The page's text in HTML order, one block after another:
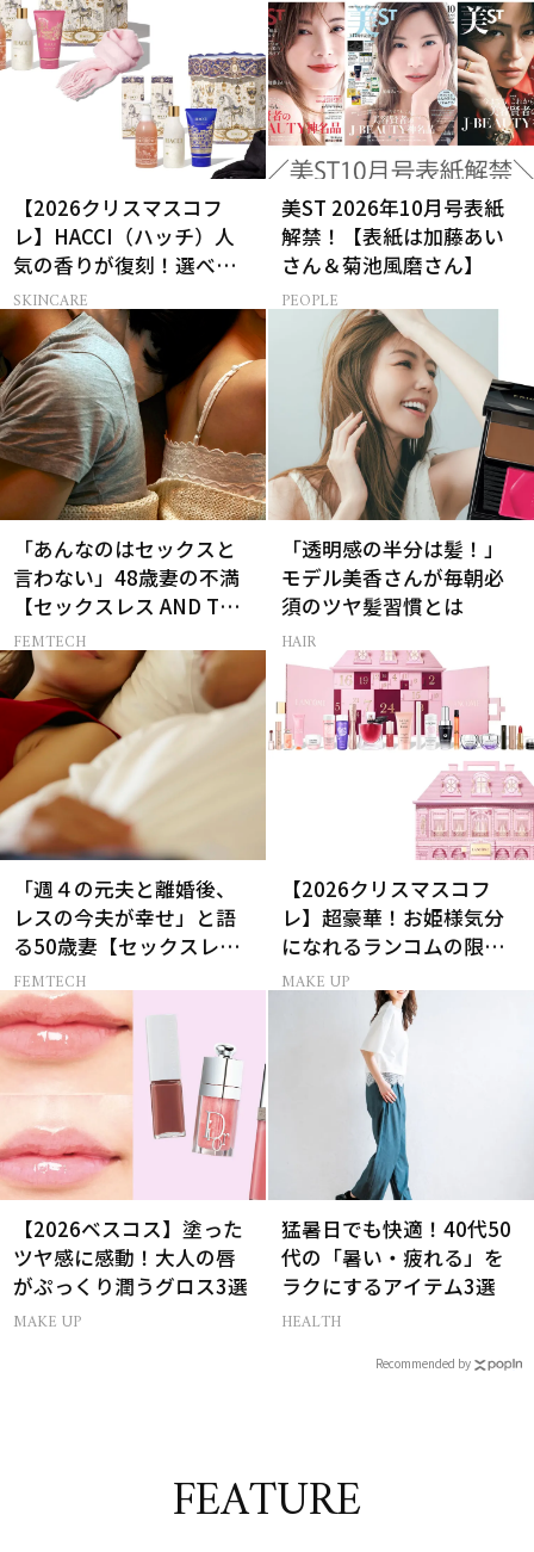
【2026クリスマスコフ
レ】HACCI（ハッチ）人
気の香りが復刻！選べる
コフレが楽しい♡
SKINCARE
美ST 2026年10月号表紙
解禁！【表紙は加藤あい
さん＆菊池風磨さん】
PEOPLE
「あんなのはセックスと
言わない」48歳妻の不満
【セックスレス AND THE
CITY -女たちの告白-】
FEMTECH
「透明感の半分は髪！」
モデル美香さんが毎朝必
須のツヤ髪習慣とは
HAIR
「週４の元夫と離婚後、
レスの今夫が幸せ」と語
る50歳妻【セックスレス
AND THE CITY -女たちの
告白-】
FEMTECH
【2026クリスマスコフ
レ】超豪華！お姫様気分
になれるランコムの限定
コスメキット
MAKE UP
【2026ベスコス】塗った
ツヤ感に感動！大人の唇
がぷっくり潤うグロス3選
MAKE UP
猛暑日でも快適！40代50
代の「暑い・疲れる」を
ラクにするアイテム3選
HEALTH
Recommended by
FEATURE